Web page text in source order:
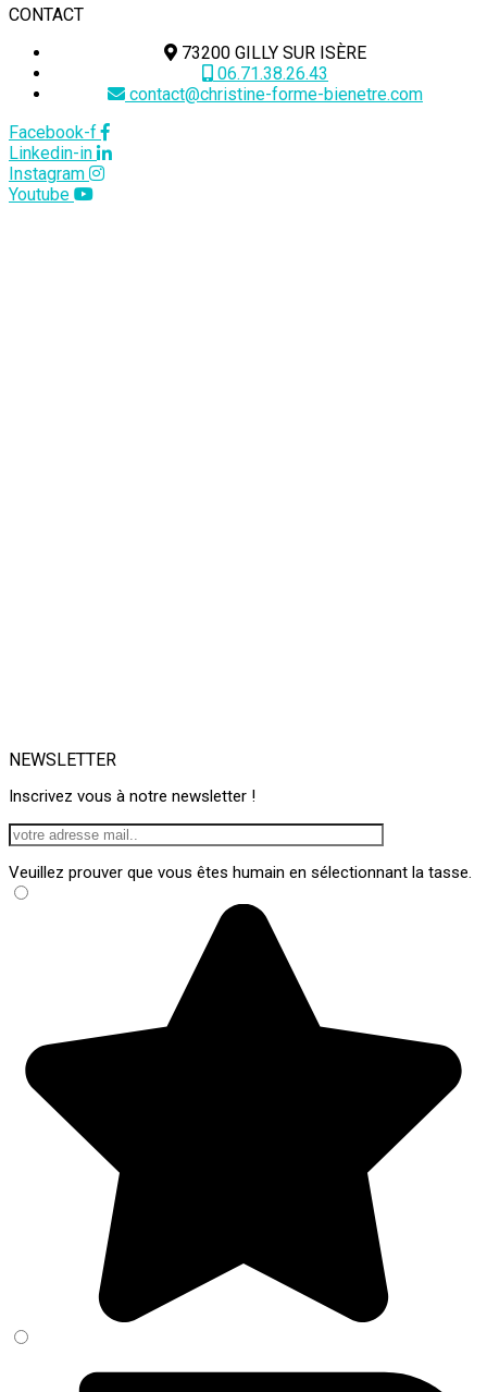
CONTACT
73200 GILLY SUR ISÈRE
06.71.38.26.43
contact@christine-forme-bienetre.com
Facebook-f
Linkedin-in
Instagram
Youtube
NEWSLETTER
Inscrivez vous à notre newsletter !
Veuillez prouver que vous êtes humain en sélectionnant la tasse.